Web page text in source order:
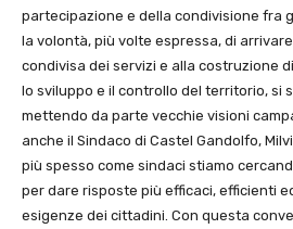
partecipazione e della condivisione fra
la volontà, più volte espressa, di
condivisa dei servizi e alla costruzione
lo sviluppo e il controllo del territorio, si
mettendo da parte vecchie visioni
anche il Sindaco di Castel Gandolfo,
più spesso come sindaci stiamo
per dare risposte più efficaci, efficienti
esigenze dei cittadini. Con questa